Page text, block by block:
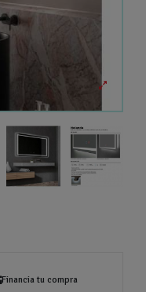
Financia tu compra